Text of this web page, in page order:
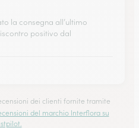
la consegna all’ultimo
positivo dal
dei clienti fornite tramite
del marchio Interflora su